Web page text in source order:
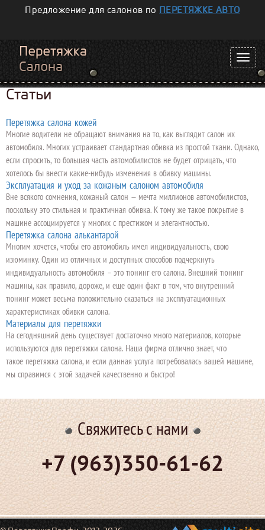
Предложение для салонов по ПЕРЕТЯЖКЕ АВТО
Статьи
Перетяжка салона кожей
Многие водители не обращают внимания на то, как выглядит салон их
автомобиля. Многих устраивает стандартная обивка из простой ткани. Однако,
если спросить, то большая часть автомобилистов не будет отрицать, что
хотелось бы внести какие-нибудь изменения в обивку машины.
Эксплуатация и уход за кожаным салоном автомобиля
Вне всякого сомнения, кожаный салон — мечта миллионов автомобилистов,
поскольку это стильная и практичная обивка. К тому же такое покрытие в
машине ассоциируется у многих с престижом и элегантностью.
Перетяжка салона алькантарой
Многим хочется, чтобы его автомобиль имел индивидуальность, свою
изюминку. Один из отличных и доступных способов подчеркнуть
индивидуальность автомобиля – это тюнинг его салона. Внешний тюнинг
машины, как правило, дороже, и еще один факт в том, что внутренний
тюнинг может весьма положительно сказаться на эксплуатационных
характеристиках обивки салона.
Материалы для перетяжки
На сегодняшний день существует достаточно много материалов, которые
используются для перетяжки салона. Наша фирма отлично знает, что
такое перетяжка салона, и если данная услуга потребовалась вашей машине,
мы справимся с этой задачей качественно и быстро!
Свяжитесь с нами
+7 (963)350-61-62